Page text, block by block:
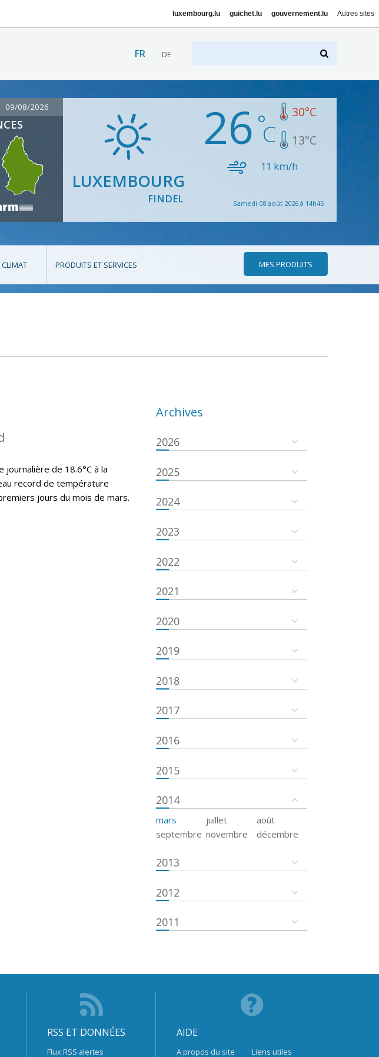
luxembourg.lu guichet.lu gouvernement.lu Autres sites
FR DE
09/08/2026
LUXEMBOURG
FINDEL
26 30°C
13°C
11 km/h
Samedi 08 août 2026 à 14h45
CLIMAT PRODUITS ET SERVICES MES PRODUITS
de 18.6°C à la
record de température
jours du mois de mars.
Archives
2026
2025
2024
2023
2022
2021
2020
2019
2018
2017
2016
2015
2014
mars juillet
août
septembre novembre décembre
2013
2012
2011
RSS ET DONNÉES
Flux RSS alertes
AIDE
A propos du site Liens utiles